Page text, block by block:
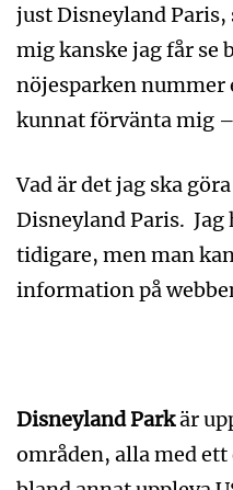
just Disneyland
mig kanske jag får se
nöjesparken nummer
kunnat förvänta mig
Vad är det jag ska
Disneyland Paris.
tidigare, men man
information på
Disneyland Parkär
områden, alla med